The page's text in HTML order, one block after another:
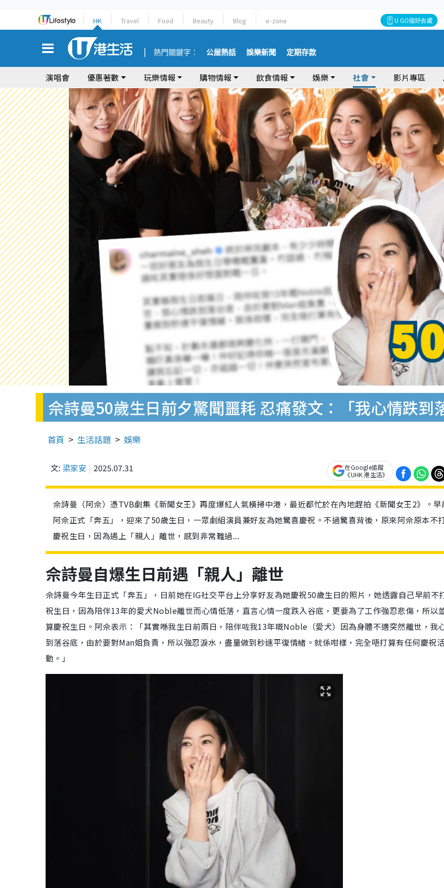
HK Travel Food Beauty Blog e-zone U GO搵好去處
熱門關鍵字： 公屋熱話 娛樂新聞 定期存款
演唱會 優惠著數 玩樂情報 購物情報 飲食情報 娛樂 社會 影片專區
佘詩曼50歲生日前夕驚聞噩耗 忍痛發文：「我心情跌到
首頁 生活話題 娛樂
文: 梁家安 2025.07.31
在Google追蹤
《UHK 港生活》
佘詩曼（阿佘）憑TVB劇集《新聞女王》再度爆紅人氣橫掃中港，最近都忙於在內地趕拍《新聞女王2》。早
阿佘正式「奔五」，迎來了50歲生日，一眾劇組演員兼好友為她驚喜慶祝。不過驚喜背後，原來阿佘原本不
慶祝生日，因為遇上「親人」離世，感到非常難過...
佘詩曼自爆生日前遇「親人」離世
佘詩曼今年生日正式「奔五」，日前她在IG社交平台上分享好友為她慶祝50歲生日的照片，她透露自己早前不
祝生日，因為陪伴13年的愛犬Noble離世而心情低落，直言心情一度跌入谷底，更要為了工作強忍悲傷，所以
算慶祝生日。阿佘表示：「其實喺我生日前兩日，陪伴咗我13年嘅Noble（愛犬）因為身體不適突然離世，我
到落谷底，由於要對Man姐負責，所以強忍淚水，盡量做到秒速平復情緒。就係咁樣，完全唔打算有任何慶祝
動。」